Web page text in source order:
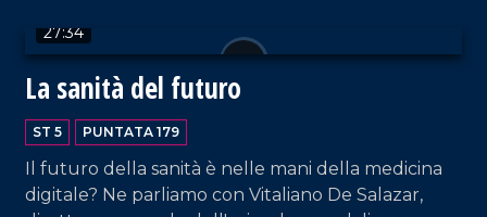
27:34
La sanità del futuro
ST 5 PUNTATA 179
Il futuro della sanità è nelle mani della medicina
digitale? Ne parliamo con Vitaliano De Salazar,
VAI AL TITOLO